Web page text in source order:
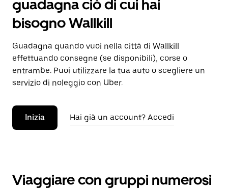
guadagna ciò di cui hai
bisogno Wallkill
Guadagna quando vuoi nella città di Wallkill
effettuando consegne (se disponibili), corse o
entrambe. Puoi utilizzare la tua auto o scegliere un
servizio di noleggio con Uber.
Inizia Hai già un account? Accedi
Viaggiare con gruppi numerosi